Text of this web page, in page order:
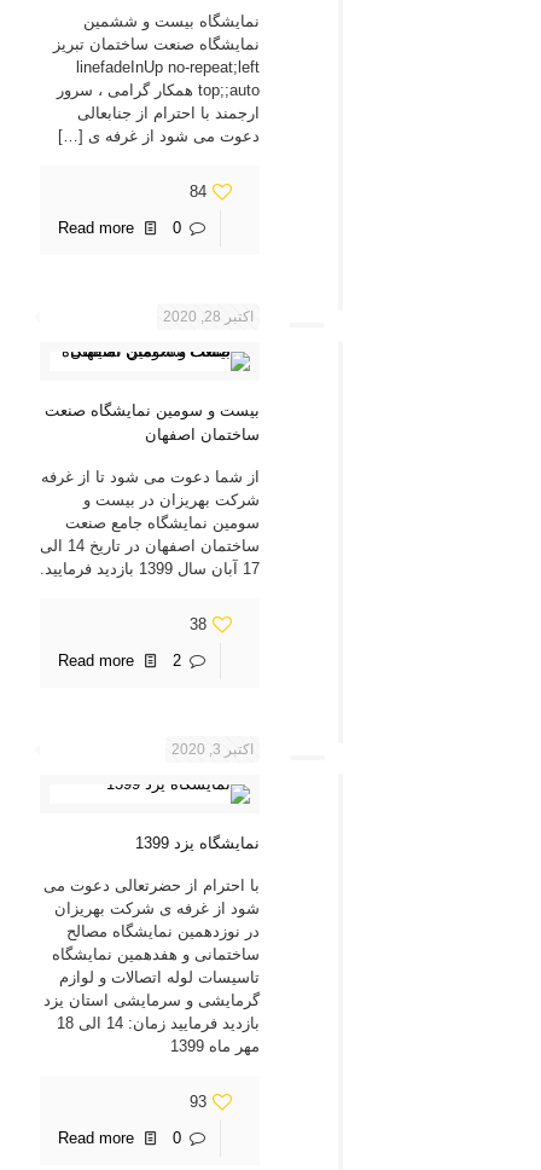
نمایشگاه بیست و ششمین
نمایشگاه صنعت ساختمان تبریز
linefadeInUp no-repeat;left
top;;auto همکار گرامی ، سرور
ارجمند با احترام از جنابعالی
دعوت می شود از غرفه ی […]
84
0
Read more
اکتبر 28, 2020
بیست و سومین نمایشگاه صنعت
ساختمان اصفهان
از شما دعوت می شود تا از غرفه
شرکت بهریزان در بیست و
سومین نمایشگاه جامع صنعت
ساختمان اصفهان در تاریخ 14 الی
17 آبان سال 1399 بازدید فرمایید.
38
2
Read more
اکتبر 3, 2020
نمایشگاه یزد 1399
با احترام از حضرتعالی دعوت می
شود از غرفه ی شرکت بهریزان
در نوزدهمین نمایشگاه مصالح
ساختمانی و هفدهمین نمایشگاه
تاسیسات لوله اتصالات و لوازم
گرمایشی و سرمایشی استان یزد
بازدید فرمایید زمان: 14 الی 18
مهر ماه 1399
93
0
Read more